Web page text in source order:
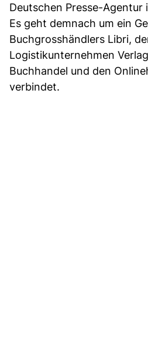
Deutschen Presse-Agentur
Es geht demnach um ein
Buchgrosshändlers Libri,
Logistikunternehmen
Buchhandel und den
verbindet.